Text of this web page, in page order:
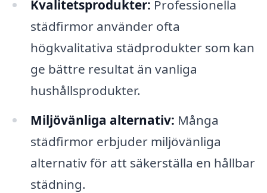
Kvalitetsprodukter: Professionella
städfirmor använder ofta
högkvalitativa städprodukter som kan
ge bättre resultat än vanliga
hushållsprodukter.
Miljövänliga alternativ: Många
städfirmor erbjuder miljövänliga
alternativ för att säkerställa en hållbar
städning.